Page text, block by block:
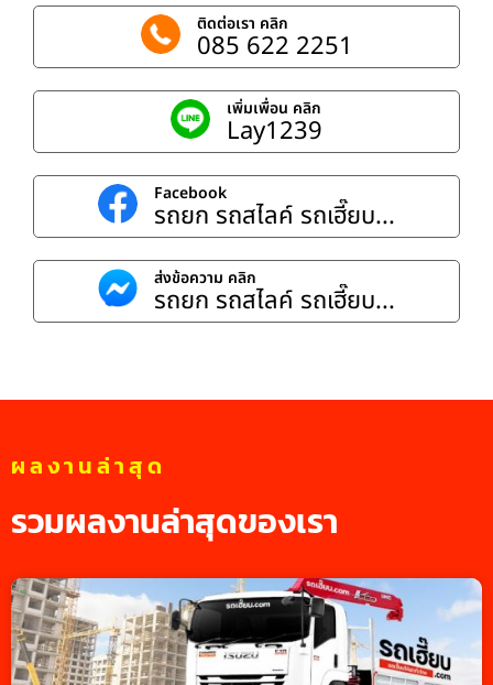
ติดต่อเรา คลิก
085 622 2251
เพิ่มเพื่อน คลิก
Lay1239
Facebook
รถยก รถสไลค์ รถเฮี๊ยบ...
ส่งข้อความ คลิก
รถยก รถสไลค์ รถเฮี๊ยบ...
ผลงานล่าสุด
รวมผลงานล่าสุดของเรา